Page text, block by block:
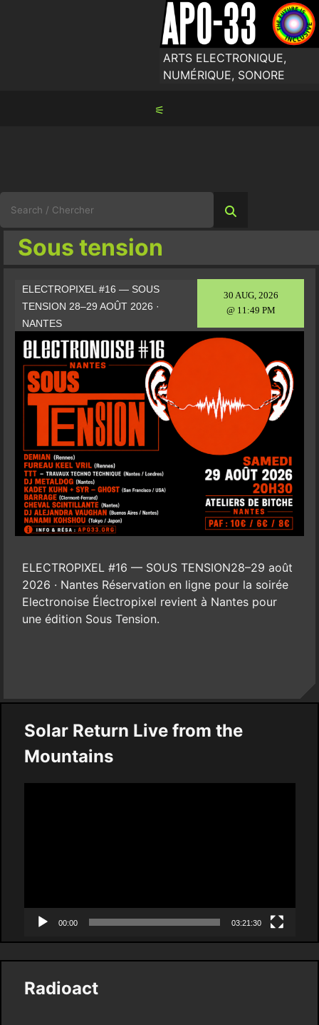
ARTS ELECTRONIQUE,
NUMÉRIQUE, SONORE
⚟
for:
Sous tension
30 AUG, 2026
@ 11:49 PM
ELECTROPIXEL #16 — SOUS
TENSION 28–29 AOÛT 2026 ·
NANTES
ELECTROPIXEL #16 — SOUS TENSION28–29 août
2026 · Nantes Réservation en ligne pour la soirée
Electronoise Électropixel revient à Nantes pour
une édition Sous Tension.
Solar Return Live from the
Mountains
00:00 03:21:30
Radioact